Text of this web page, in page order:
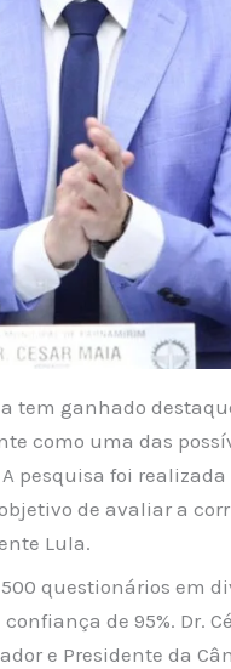
tem ganhado
como uma das
pesquisa foi
de avaliar a
Lula.
questionários em
de 95%. Dr.
e Presidente da